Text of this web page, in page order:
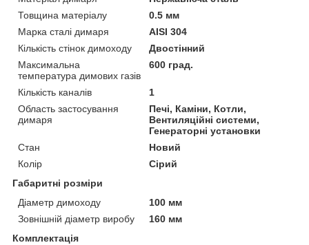
Товщина матеріалу
0.5 мм
Марка сталі димаря
AISI 304
Кількість стінок димоходу
Двостінний
Максимальна
температура димових газів
600 град.
Кількість каналів
1
Область застосування
димаря
Печі, Каміни, Котли,
Вентиляційні системи,
Генераторні установки
Стан
Новий
Колір
Сірий
Габаритні розміри
Діаметр димоходу
100 мм
Зовнішній діаметр виробу
160 мм
Комплектація